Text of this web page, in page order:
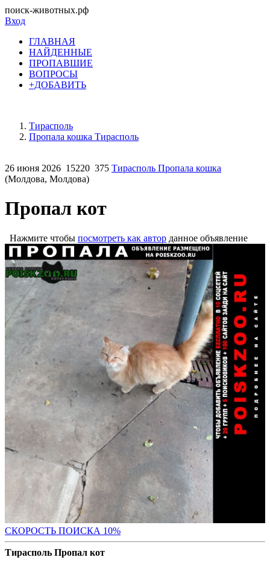
поиск-животных.рф
Вход
ГЛАВНАЯ
НАЙДЕННЫЕ
ПРОПАВШИЕ
ВОПРОСЫ
+ДОБАВИТЬ
Тирасполь
Пропала кошка Тирасполь
26 июня 2026 15220 375 Тирасполь Пропала кошка
(Молдова, Молдова)
Пропал кот
Нажмите чтобы посмотреть как автор данное объявление
СКОРОСТЬ ПОИСКА 10%
Тирасполь Пропал кот